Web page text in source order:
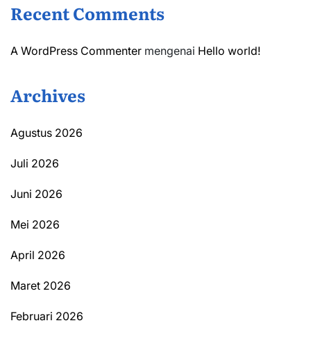
Recent Comments
A WordPress Commenter mengenai Hello world!
Archives
Agustus 2026
Juli 2026
Juni 2026
Mei 2026
April 2026
Maret 2026
Februari 2026